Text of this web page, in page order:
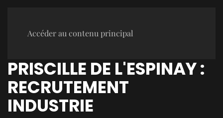
Accéder au contenu principal
PRISCILLE DE L'ESPINAY :
RECRUTEMENT
INDUSTRIE